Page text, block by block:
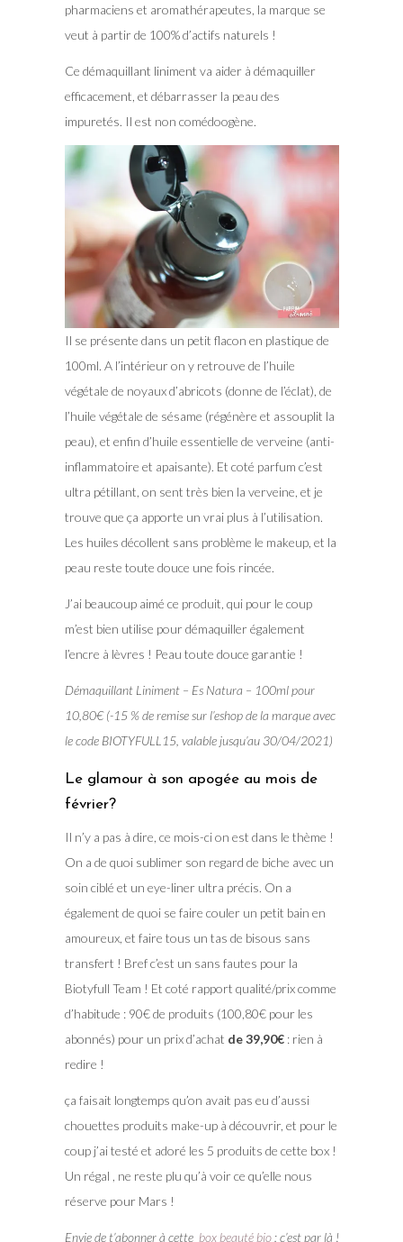
pharmaciens et aromathérapeutes, la marque se
veut à partir de 100% d’actifs naturels !
Ce démaquillant liniment va aider à démaquiller
efficacement, et débarrasser la peau des
impuretés. Il est non comédoogène.
Il se présente dans un petit flacon en plastique de
100ml. A l’intérieur on y retrouve de l’huile
végétale de noyaux d’abricots (donne de l’éclat), de
l’huile végétale de sésame (régénère et assouplit la
peau), et enfin d’huile essentielle de verveine (anti-
inflammatoire et apaisante). Et coté parfum c’est
ultra pétillant, on sent très bien la verveine, et je
trouve que ça apporte un vrai plus à l’utilisation.
Les huiles décollent sans problème le makeup, et la
peau reste toute douce une fois rincée.
J’ai beaucoup aimé ce produit, qui pour le coup
m’est bien utilise pour démaquiller également
l’encre à lèvres ! Peau toute douce garantie !
Démaquillant Liniment – Es Natura – 100ml pour
10,80€ (-15 % de remise sur l’eshop de la marque avec
le code BIOTYFULL15, valable jusqu’au 30/04/2021)
Le glamour à son apogée au mois de
février?
Il n’y a pas à dire, ce mois-ci on est dans le thème !
On a de quoi sublimer son regard de biche avec un
soin ciblé et un eye-liner ultra précis. On a
également de quoi se faire couler un petit bain en
amoureux, et faire tous un tas de bisous sans
transfert ! Bref c’est un sans fautes pour la
Biotyfull Team ! Et coté rapport qualité/prix comme
d’habitude : 90€ de produits (100,80€ pour les
abonnés) pour un prix d’achat de 39,90€: rien à
redire !
ça faisait longtemps qu’on avait pas eu d’aussi
chouettes produits make-up à découvrir, et pour le
coup j’ai testé et adoré les 5 produits de cette box !
Un régal , ne reste plu qu’à voir ce qu’elle nous
réserve pour Mars !
Envie de t’abonner à cette box beauté bio: c’est par là !